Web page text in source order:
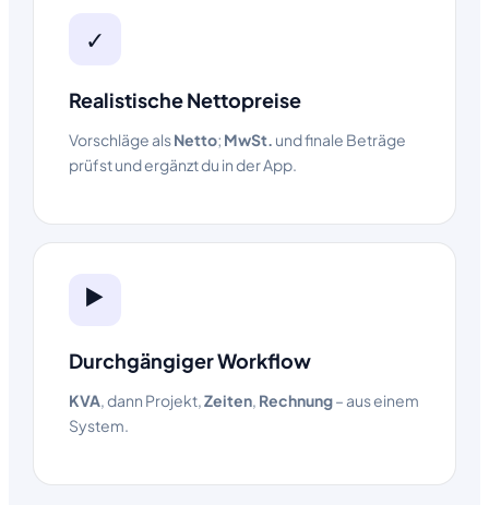
✓
Realistische Nettopreise
Vorschläge alsNetto; MwSt. und finale Beträge
prüfst und ergänzt du in der App.
▶️
Durchgängiger Workflow
KVA, dann Projekt,Zeiten, Rechnung– aus einem
System.